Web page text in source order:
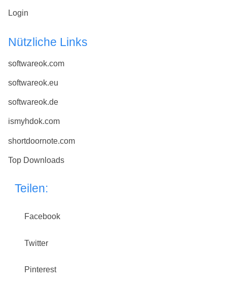
Login
Nützliche Links
softwareok.com
softwareok.eu
softwareok.de
ismyhdok.com
shortdoornote.com
Top Downloads
Teilen:
Facebook
Twitter
Pinterest